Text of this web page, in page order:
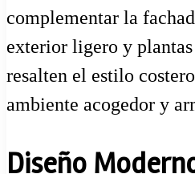
complementar la
exterior ligero y plantas
resalten el estilo
ambiente acogedor y
Diseño